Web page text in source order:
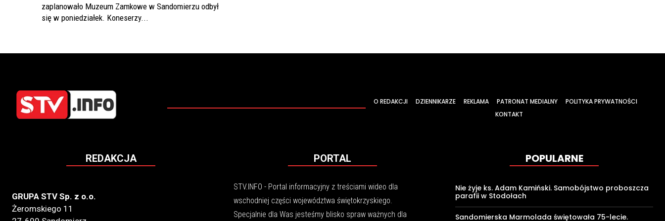
zaplanowało Muzeum Zamkowe w Sandomierzu odbył
się w poniedziałek. Koneserzy...
O REDAKCJI DZIENNIKARZE REKLAMA PATRONAT MEDIALNY
POLITYKA PRYWATNOŚCI
KONTAKT
REDAKCJA
GRUPA STV Sp. z o.o.
Żeromskiego 11
PORTAL
STV.INFO - Portal informacyjny z treściami wideo dla
wschodniej części województwa świętokrzyskiego.
Specjalnie dla Was jesteśmy blisko spraw ważnych dla
POPULARNE
Nie żyje ks. Adam Kamiński. Samobójstwo proboszcza
parafii w Stodołach
Sandomierska Marmolada świętowała 75-lecie.